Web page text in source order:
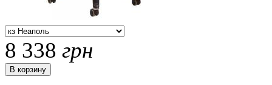
8 338 грн